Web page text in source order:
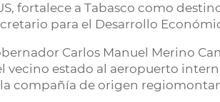
fortalece a Tabasco como
para el Desarrollo
Carlos Manuel Merino
estado al aeropuerto
compañía de origen